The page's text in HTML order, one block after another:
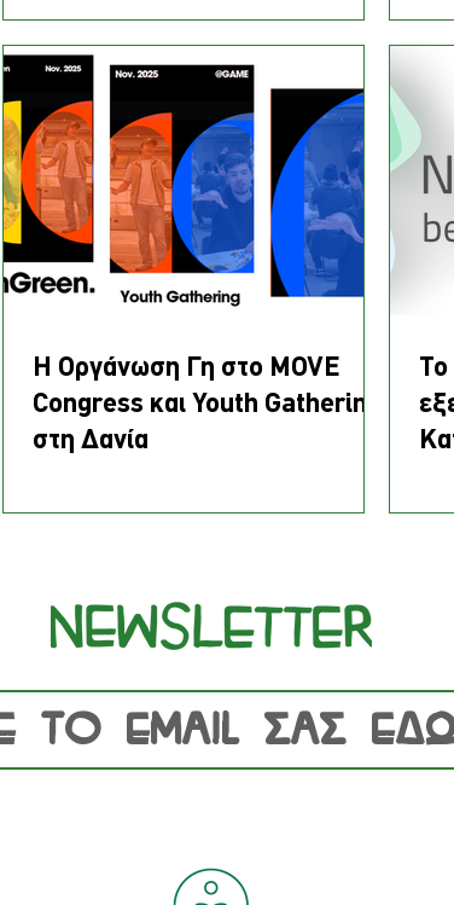
Η Οργάνωση Γη στο MOVE
Congress και Youth Gathering
στη Δανία
Το